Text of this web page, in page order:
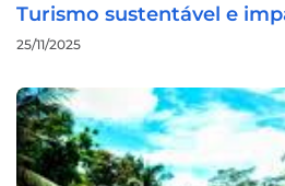
Turismo sustentável e
25/11/2025